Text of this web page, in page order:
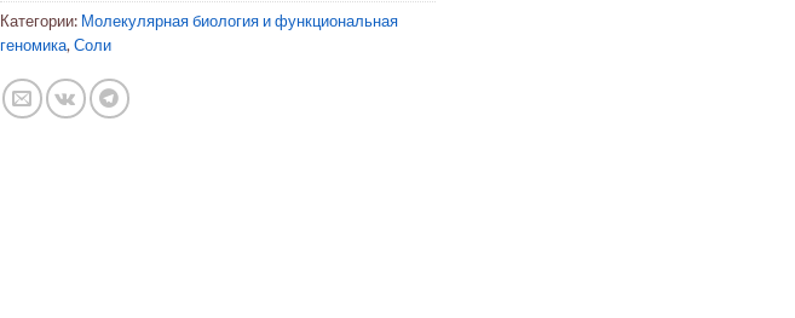
Категории: Молекулярная биология и функциональная
геномика, Соли